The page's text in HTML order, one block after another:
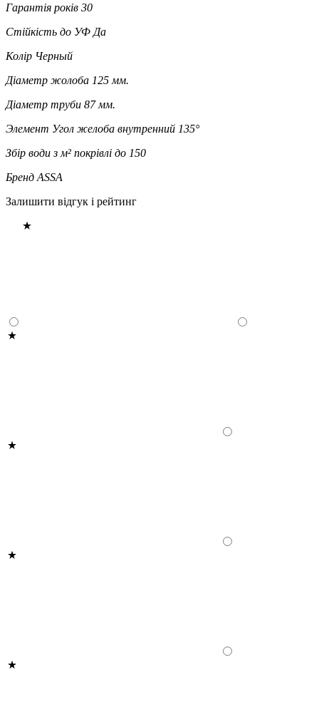
Гарантія років 30
Стійкість до УФ Да
Колір Черный
Діаметр жолоба 125 мм.
Діаметр труби 87 мм.
Элемент Угол желоба внутренний 135°
Збір води з м² покрівлі до 150
Бренд ASSA
Залишити відгук і рейтинг